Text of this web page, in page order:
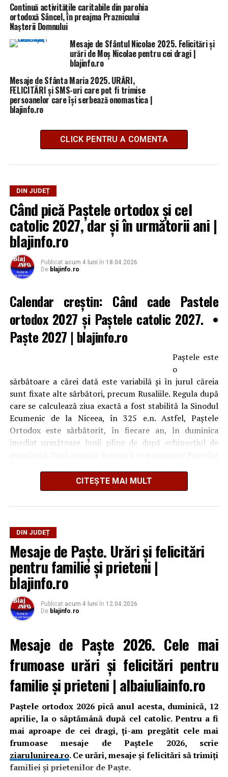
Continuă activitățile caritabile din parohia
ortodoxă Sâncel, în preajma Praznicului
Nașterii Domnului
Mesaje de Sfântul Nicolae 2025. Felicitări și
urări de Moș Nicolae pentru cei dragi |
blajinfo.ro
Mesaje de Sfânta Maria 2025. URĂRI,
FELICITĂRI și SMS-uri care pot fi trimise
persoanelor care își serbează onomastica |
blajinfo.ro
CLICK PENTRU A COMENTA
DIN JUDEȚ
Când pică Paștele ortodox și cel
catolic 2027, dar și în următorii ani |
blajinfo.ro
Publicat acum 4 luni în 18.04.2026
De blajinfo.ro
Calendar creștin: Când cade Pastele
ortodox 2027 și Paștele catolic 2027. •
Paște 2027 | blajinfo.ro
Paştele este
o
sărbătoare a cărei dată este variabilă şi în jurul căreia
sunt fixate alte sărbători, precum Rusaliile. Regula după
care se calculează ziua exactă a fost stabilită la Sinodul
Ecumenic de la Niceea, în 325 e.n. Astfel, Paştele
Ortodox este sărbătorit, în fiecare an, în duminica
imediat următoare lunii pline de după echinocţiul de
prima lună a anului civil în calendarul ebraic),
sărbătoarea va fi mutată în duminica următoare.
“omorârea morţii, sfărâmarea iadului şi începătura altei
vieţi veşnice şi săltând îl lăudam pe Mântuitorul, pe cel
unul binecuvântat şi preamărit, Dumnezeul părinţilor
noştri”. Ca acest lucru să se întâmple cu adevărat şi în
noi este nevoie ca sa zicem “fraţilor şi celor ce ne urăsc
pe noi şi să iertăm toate pentru Înviere şi aşa să strigam:
Hristos a înviat din morţi cu moartea pe moarte călcând
şi celor din morminte viaţă dăruindu-le”
Când cade Paștele ortodox și Paștele catolic în
următorii ani: 2026, 2027, 2028, 2029, 2030
CÂND SE VA SĂRBĂTORII PASTELE 2026 și în
următorii ani:
Când pică Paştele Ortodox în anii2020-2030
Paștele Ortodox 2020 – 19 aprilie
Paștele Ortodox 2021 – 2 mai
Paștele Ortodox 2022 – 24 aprilie
Paștele Ortodox 2023 – 16 aprilie
CITEȘTE MAI MULT
DIN JUDEȚ
Mesaje de Paște. Urări și felicitări
pentru familie și prieteni |
blajinfo.ro
Publicat acum 4 luni în 12.04.2026
De blajinfo.ro
Mesaje de Paște 2026. Cele mai
frumoase urări și felicitări pentru
familie și prieteni | albaiuliainfo.ro
Paștele ortodox 2026 pică anul acesta, duminică, 12
aprilie, la o săptămână după cel catolic. Pentru a fi
mai aproape de cei dragi, ți-am pregătit cele mai
frumoase mesaje de Paștele 2026, scrie
ziarulunirea.ro. Ce urări, mesaje și felicitări să trimiți
familiei și prietenilor de Paște.